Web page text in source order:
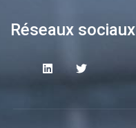
Réseaux sociaux